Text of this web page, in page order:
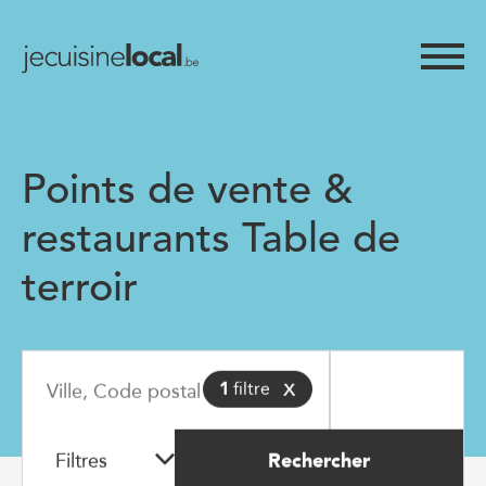
Points de vente &
restaurants Table de
terroir
1 filtre x
Filtres